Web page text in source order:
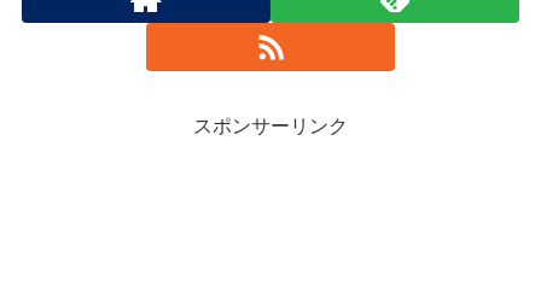
スポンサーリンク